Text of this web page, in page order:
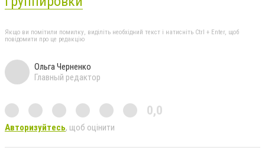
Якщо ви помітили помилку, виділіть необхідний текст і натисніть Ctrl + Enter, щоб
повідомити про це редакцію
Ольга Черненко
Главный редактор
0,0
Авторизуйтесь, щоб оцінити